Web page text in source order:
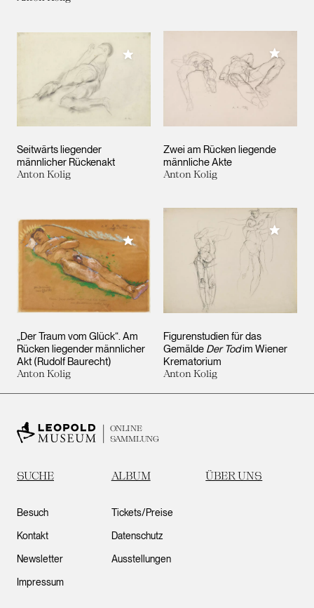
Seitwärts liegender
männlicher Rückenakt
Anton Kolig
Meiner Sammlung hinzufügen
Zwei am Rücken liegende
männliche Akte
Anton Kolig
Meiner
„Der Traum vom Glück“. Am
Rücken liegender männlicher
Akt (Rudolf Baurecht)
Anton Kolig
Meiner Sammlung hinzufügen
Figurenstudien für das
Gemälde Der Todim Wiener
Krematorium
Anton Kolig
Meiner
ONLINE
SAMMLUNG
SUCHE ALBUM ÜBER UNS
Besuch
Kontakt
Newsletter
Impressum
Tickets/Preise
Datenschutz
Ausstellungen